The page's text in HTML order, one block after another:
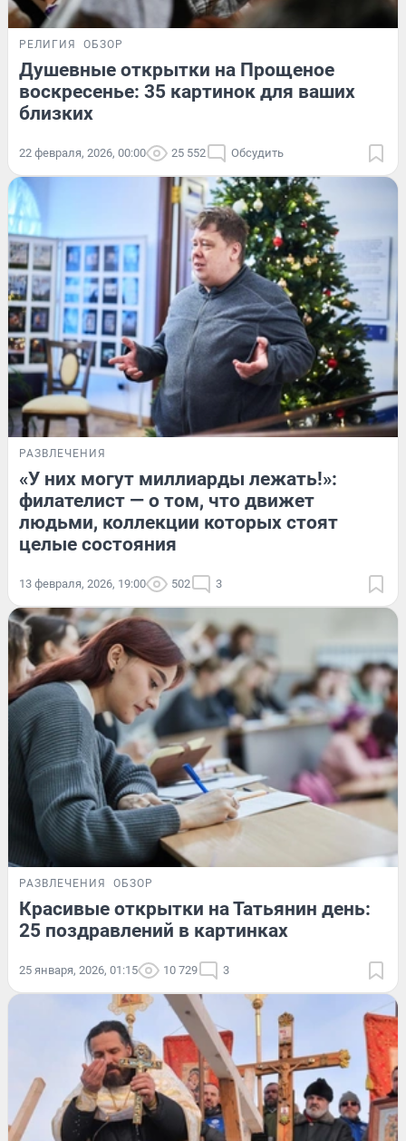
РЕЛИГИЯ ОБЗОР
Душевные открытки на Прощеное
воскресенье: 35 картинок для ваших
близких
22 февраля, 2026, 00:00 25 552 Обсудить
РАЗВЛЕЧЕНИЯ
«У них могут миллиарды лежать!»:
филателист — о том, что движет
людьми, коллекции которых стоят
целые состояния
13 февраля, 2026, 19:00 502 3
РАЗВЛЕЧЕНИЯ ОБЗОР
Красивые открытки на Татьянин день:
25 поздравлений в картинках
25 января, 2026, 01:15 10 729 3